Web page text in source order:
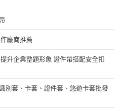
廠商推薦
升企業整題形象 證件帶搭配安全扣
別套、卡套、證件套、悠遊卡套批發